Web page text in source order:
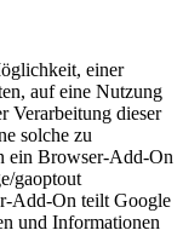
einer
auf eine Nutzung
Verarbeitung dieser
solche zu
ein Browser-Add-On
gaoptout
Add-On teilt Google
und Informationen